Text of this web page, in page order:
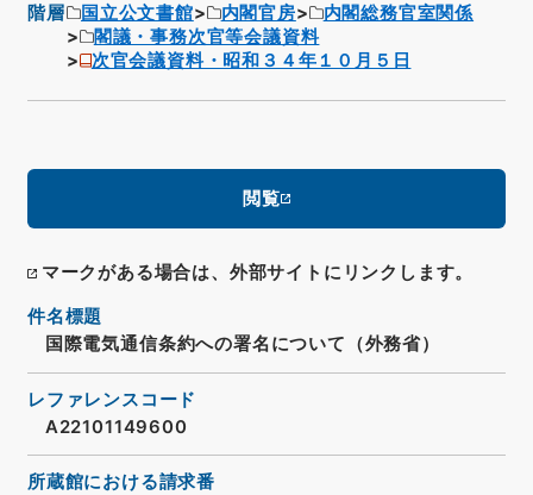
階層 国立公文書館 内閣官房
内閣総務官室関係
閣議・事務次官等会議資料
次官会議資料・昭和３４年１０月５日
閲覧
マークがある場合は、外部サイトにリンクします。
件名標題
国際電気通信条約への署名について（外務省）
レファレンスコード
A22101149600
所蔵館における請求番